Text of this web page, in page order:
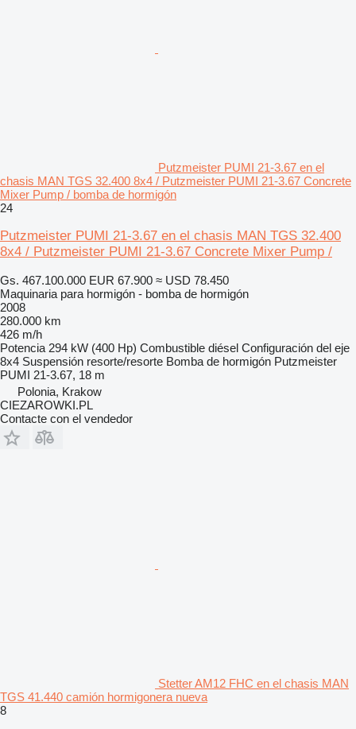
Putzmeister PUMI 21-3.67 en el
chasis MAN TGS 32.400 8x4 / Putzmeister PUMI 21-3.67 Concrete
Mixer Pump / bomba de hormigón
24
Putzmeister PUMI 21-3.67 en el chasis MAN TGS 32.400
8x4 / Putzmeister PUMI 21-3.67 Concrete Mixer Pump /
Gs. 467.100.000 EUR 67.900 ≈ USD 78.450
Maquinaria para hormigón - bomba de hormigón
2008
280.000 km
426 m/h
Potencia 294 kW (400 Hp) Combustible diésel Configuración del eje
8x4 Suspensión resorte/resorte Bomba de hormigón Putzmeister
PUMI 21-3.67, 18 m
Polonia, Krakow
CIEZAROWKI.PL
Contacte con el vendedor
Stetter AM12 FHC en el chasis MAN
TGS 41.440 camión hormigonera nueva
8